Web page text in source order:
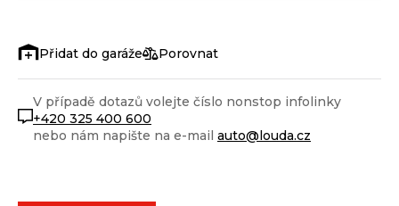
Porovnat
V případě dotazů volejte číslo nonstop infolinky
+420 325 400 600
nebo nám napište na e-mail auto@louda.cz